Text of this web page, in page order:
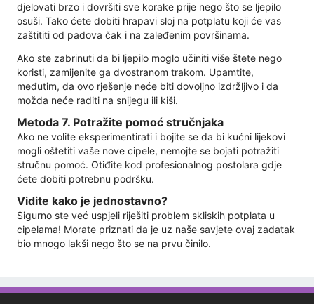
djelovati brzo i dovršiti sve korake prije nego što se ljepilo
osuši. Tako ćete dobiti hrapavi sloj na potplatu koji će vas
zaštititi od padova čak i na zaleđenim površinama.
Ako ste zabrinuti da bi ljepilo moglo učiniti više štete nego
koristi, zamijenite ga dvostranom trakom. Upamtite,
međutim, da ovo rješenje neće biti dovoljno izdržljivo i da
možda neće raditi na snijegu ili kiši.
Metoda 7. Potražite pomoć stručnjaka
Ako ne volite eksperimentirati i bojite se da bi kućni lijekovi
mogli oštetiti vaše nove cipele, nemojte se bojati potražiti
stručnu pomoć. Otiđite kod profesionalnog postolara gdje
ćete dobiti potrebnu podršku.
Vidite kako je jednostavno?
Sigurno ste već uspjeli riješiti problem skliskih potplata u
cipelama! Morate priznati da je uz naše savjete ovaj zadatak
bio mnogo lakši nego što se na prvu činilo.